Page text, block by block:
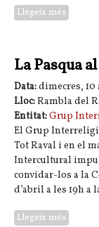
Llegeix més
La Pasqua
Data:dimecres, 10
Lloc:Rambla del
Entitat:Grup
El Grup
Tot Raval i en el
Intercultural
convidar-los a la
d’abril a les 19h a
Llegeix més